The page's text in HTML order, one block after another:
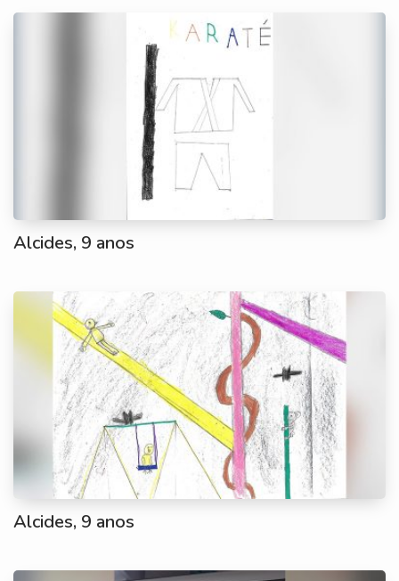
Alcides, 9 anos
Alcides, 9 anos